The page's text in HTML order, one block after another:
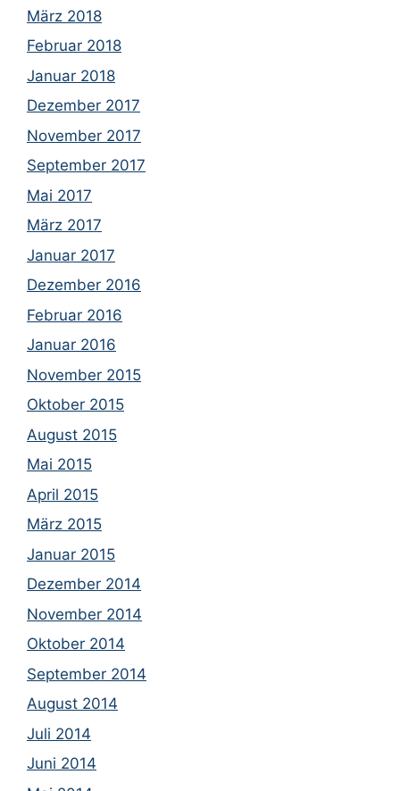
März 2018
Februar 2018
Januar 2018
Dezember 2017
November 2017
September 2017
Mai 2017
März 2017
Januar 2017
Dezember 2016
Februar 2016
Januar 2016
November 2015
Oktober 2015
August 2015
Mai 2015
April 2015
März 2015
Januar 2015
Dezember 2014
November 2014
Oktober 2014
September 2014
August 2014
Juli 2014
Juni 2014